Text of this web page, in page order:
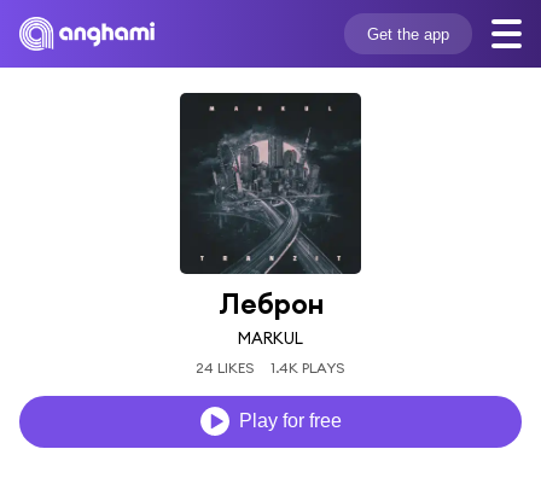
Get the app
Леброн
MARKUL
24 LIKES 1.4K PLAYS
Play for free